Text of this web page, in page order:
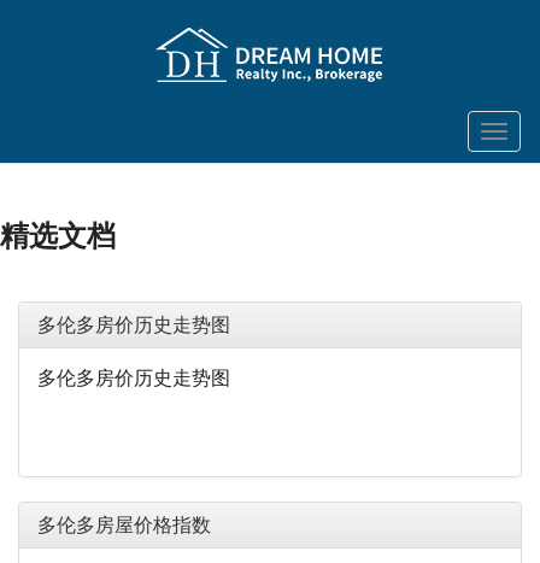
菜
单
精选文档
多伦多房价历史走势图
多伦多房价历史走势图
多伦多房屋价格指数